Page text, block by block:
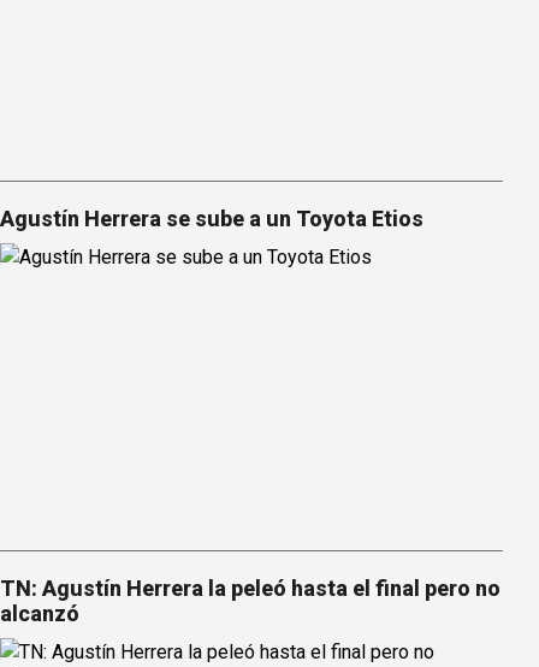
Agustín Herrera se sube a un Toyota Etios
TN: Agustín Herrera la peleó hasta el final pero no
alcanzó